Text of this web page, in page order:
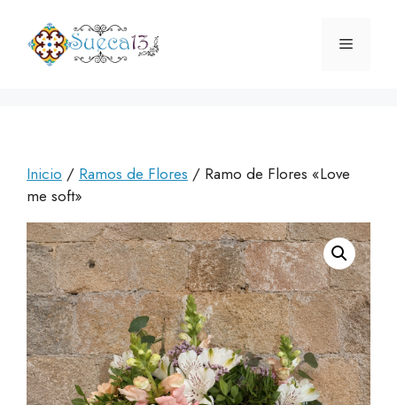
contenido
Menú
Inicio / Ramos de Flores / Ramo de Flores «Love
me soft»